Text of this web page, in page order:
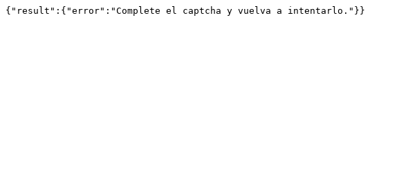
{"result":{"error":"Complete el captcha y vuelva a intentarlo."}}